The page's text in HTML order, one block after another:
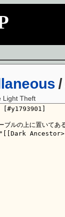
/
Light Theft